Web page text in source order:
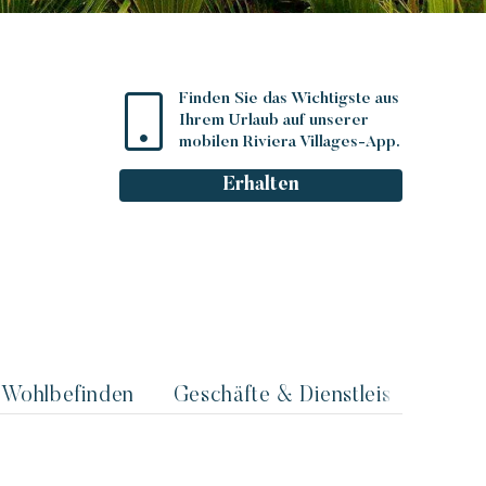
Finden Sie das Wichtigste aus
Ihrem Urlaub auf unserer
mobilen Riviera Villages-App.
Erhalten
Wohlbefinden Geschäfte & Dienstleistungen